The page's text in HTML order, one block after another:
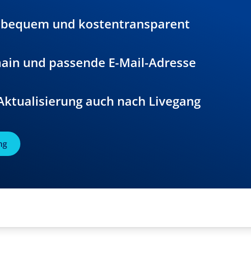
und kostentransparent
und passende E-Mail-Adresse
auch nach Livegang